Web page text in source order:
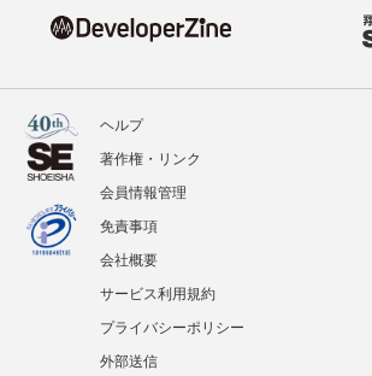
ヘルプ
著作権・リンク
会員情報管理
免責事項
会社概要
サービス利用規約
プライバシーポリシー
外部送信